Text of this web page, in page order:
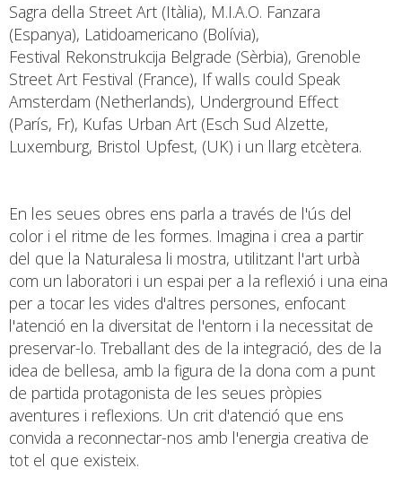
Sagra della Street Art (Itàlia), M.I.A.O. Fanzara
(Espanya), Latidoamericano (Bolívia),
Festival Rekonstrukcija Belgrade (Sèrbia), Grenoble
Street Art Festival (France), If walls could Speak
Amsterdam (Netherlands), Underground Effect
(París, Fr), Kufas Urban Art (Esch Sud Alzette,
Luxemburg, Bristol Upfest, (UK) i un llarg etcètera.
En les seues obres ens parla a través de l'ús del
color i el ritme de les formes. Imagina i crea a partir
del que la Naturalesa li mostra, utilitzant l'art urbà
com un laboratori i un espai per a la reflexió i una eina
per a tocar les vides d'altres persones, enfocant
l'atenció en la diversitat de l'entorn i la necessitat de
preservar-lo. Treballant des de la integració, des de la
idea de bellesa, amb la figura de la dona com a punt
de partida protagonista de les seues pròpies
aventures i reflexions. Un crit d'atenció que ens
convida a reconnectar-nos amb l'energia creativa de
tot el que existeix.